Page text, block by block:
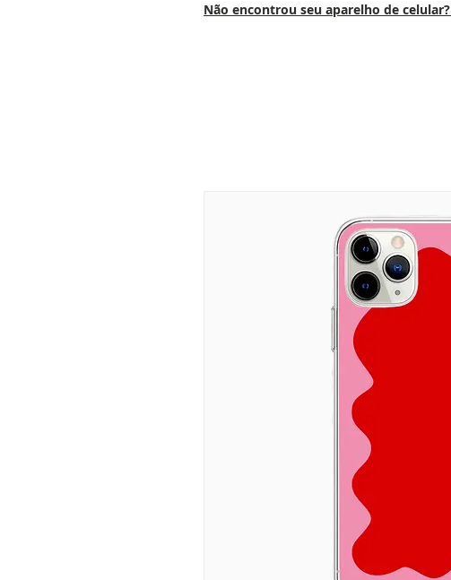
Não encontrou seu aparelho de